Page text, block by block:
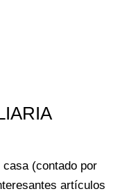
(contado por
artículos